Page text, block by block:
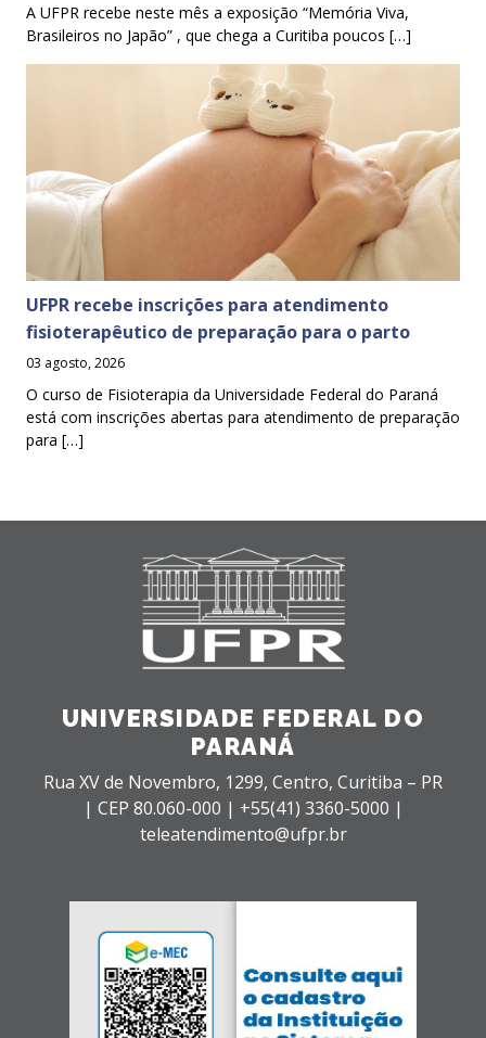
A UFPR recebe neste mês a exposição “Memória Viva,
Brasileiros no Japão” , que chega a Curitiba poucos […]
UFPR recebe inscrições para atendimento
fisioterapêutico de preparação para o parto
03 agosto, 2026
O curso de Fisioterapia da Universidade Federal do Paraná
está com inscrições abertas para atendimento de preparação
para […]
UNIVERSIDADE FEDERAL DO
PARANÁ
Rua XV de Novembro, 1299, Centro, Curitiba – PR
| CEP 80.060-000 | +55(41) 3360-5000 |
teleatendimento@ufpr.br